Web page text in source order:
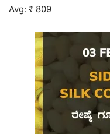
Avg: ₹ 809